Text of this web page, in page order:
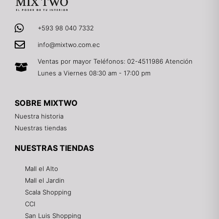
+593 98 040 7332
info@mixtwo.com.ec
Ventas por mayor Teléfonos: 02-4511986 Atención
Lunes a Viernes 08:30 am - 17:00 pm
SOBRE MIXTWO
Nuestra historia
Nuestras tiendas
NUESTRAS TIENDAS
Mall el Alto
Mall el Jardin
Scala Shopping
CCI
San Luis Shopping